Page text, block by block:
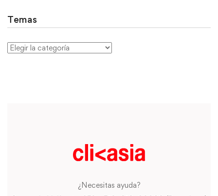
Temas
¿Necesitas ayuda?